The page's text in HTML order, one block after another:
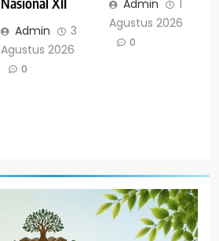
Admin
3
Agustus 2026
0
Admin
1
Agustus 2026
0